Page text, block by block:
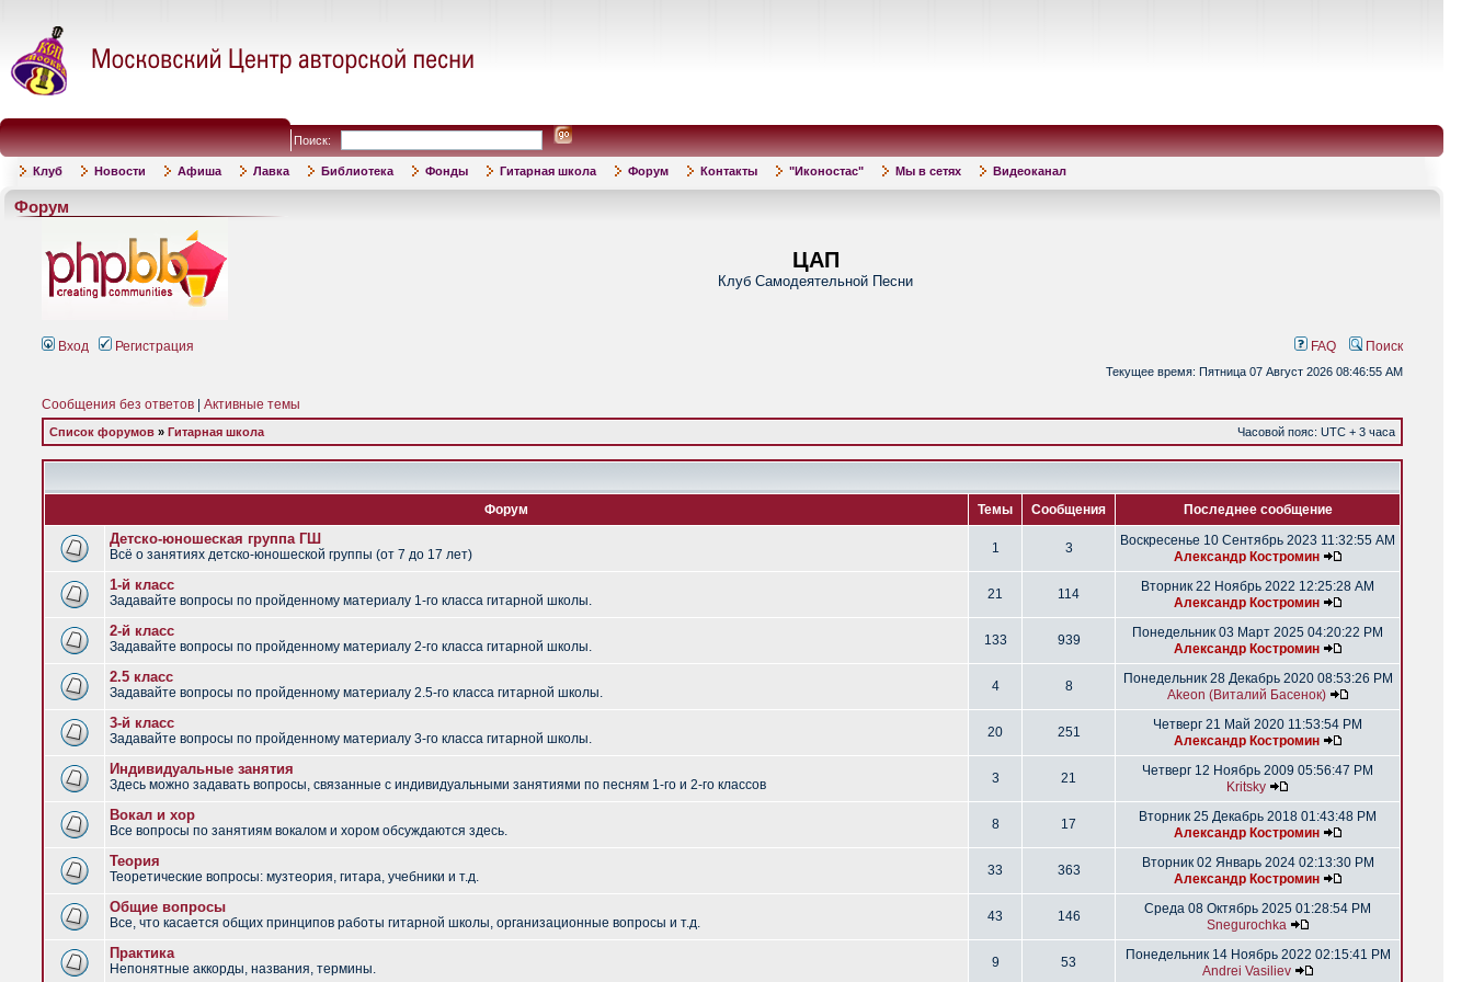
Поиск:
Клуб Новости Афиша Лавка Библиотека Фонды Гитарная школа Форум Контакты "Иконостас" Мы в сетях Видеоканал
Форум
ЦАП
Клуб Самодеятельной Песни
Вход Регистрация FAQ Поиск
Текущее время: Пятница 07 Август 2026 08:46:55 AM
Сообщения без ответов Активные темы
Список форумов » Гитарная школа Часовой пояс: UTC + 3 часа
Форум Темы Сообщения Последнее сообщение
Детско-юношеская группа ГШ
Всё о занятиях детско-юношеской группы (от 7 до 17 лет) 1 3
Воскресенье 10 Сентябрь 2023 11:32:55 AM
Александр Костромин
1-й класс
Задавайте вопросы по пройденному материалу 1-го класса гитарной школы. 21 114
Вторник 22 Ноябрь 2022 12:25:28 AM
Александр Костромин
2-й класс
Задавайте вопросы по пройденному материалу 2-го класса гитарной школы. 133 939
Понедельник 03 Март 2025 04:20:22 PM
Александр Костромин
2.5 класс
Задавайте вопросы по пройденному материалу 2.5-го класса гитарной школы. 4 8
Понедельник 28 Декабрь 2020 08:53:26 PM
Akeon (Виталий Басенок)
3-й класс
Задавайте вопросы по пройденному материалу 3-го класса гитарной школы. 20 251
Четверг 21 Май 2020 11:53:54 PM
Александр Костромин
Индивидуальные занятия
Здесь можно задавать вопросы, связанные с индивидуальными занятиями по песням 1-го и 2-го классов 3 21
Четверг 12 Ноябрь 2009 05:56:47 PM
Kritsky
Вокал и хор
Все вопросы по занятиям вокалом и хором обсуждаются здесь. 8 17
Вторник 25 Декабрь 2018 01:43:48 PM
Александр Костромин
Теория
Теоретические вопросы: музтеория, гитара, учебники и т.д. 33 363
Вторник 02 Январь 2024 02:13:30 PM
Александр Костромин
Общие вопросы
Все, что касается общих принципов работы гитарной школы, организационные вопросы и т.д. 43 146
Среда 08 Октябрь 2025 01:28:54 PM
Snegurochka
Практика
Непонятные аккорды, названия, термины. 9 53
Понедельник 14 Ноябрь 2022 02:15:41 PM
Andrei Vasiliev